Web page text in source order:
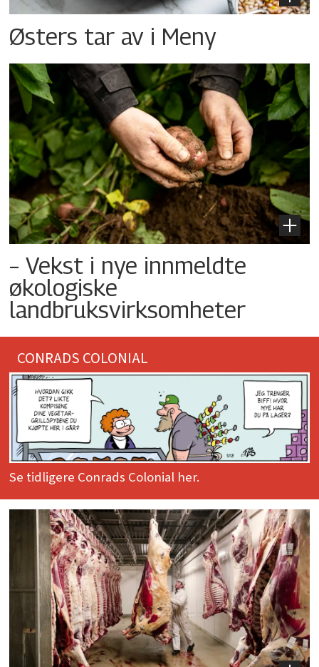
Østers tar av i Meny
– Vekst i nye innmeldte
økologiske
landbruksvirksomheter
CONRADS COLONIAL
Se tidligere Conrads Colonial her.